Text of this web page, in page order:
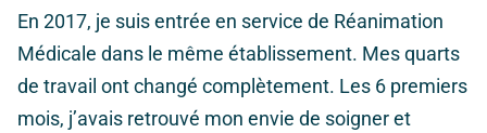
En 2017, je suis entrée en service de Réanimation
Médicale dans le même établissement. Mes quarts
de travail ont changé complètement. Les 6 premiers
mois, j’avais retrouvé mon envie de soigner et